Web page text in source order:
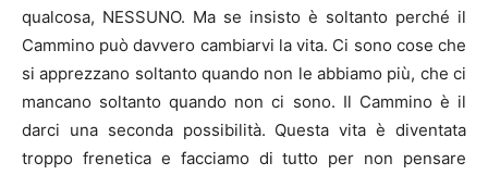
qualcosa, NESSUNO. Ma se insisto è soltanto perché il
Cammino può davvero cambiarvi la vita. Ci sono cose che
si apprezzano soltanto quando non le abbiamo più, che ci
mancano soltanto quando non ci sono. Il Cammino è il
darci una seconda possibilità. Questa vita è diventata
troppo frenetica e facciamo di tutto per non pensare